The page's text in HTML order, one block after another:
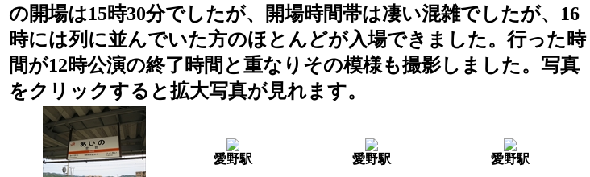
の開場は15時30分でしたが、開場時間帯は凄い混雑でしたが、16
時には列に並んでいた方のほとんどが入場できました。行った時
間が12時公演の終了時間と重なりその模様も撮影しました。写真
をクリックすると拡大写真が見れます。
愛野駅 愛野駅 愛野駅